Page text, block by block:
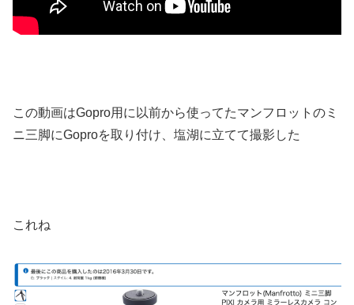
この動画はGopro用に以前から使ってたマンフロットのミ
ニ三脚にGoproを取り付け、塩湖に立てて撮影した
これね